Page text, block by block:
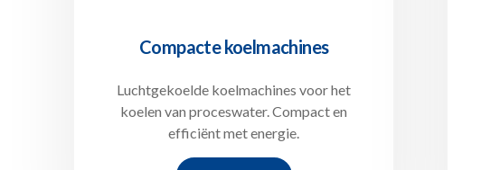
Compacte koelmachines
Luchtgekoelde koelmachines voor het
koelen van proceswater. Compact en
efficiënt met energie.